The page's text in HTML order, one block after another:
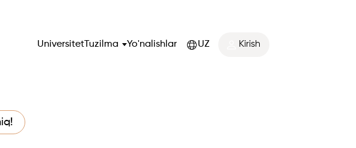
Universitet Tuzilma Yo'nalishlar UZ Kirish